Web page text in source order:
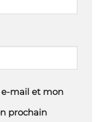
mail et mon
prochain